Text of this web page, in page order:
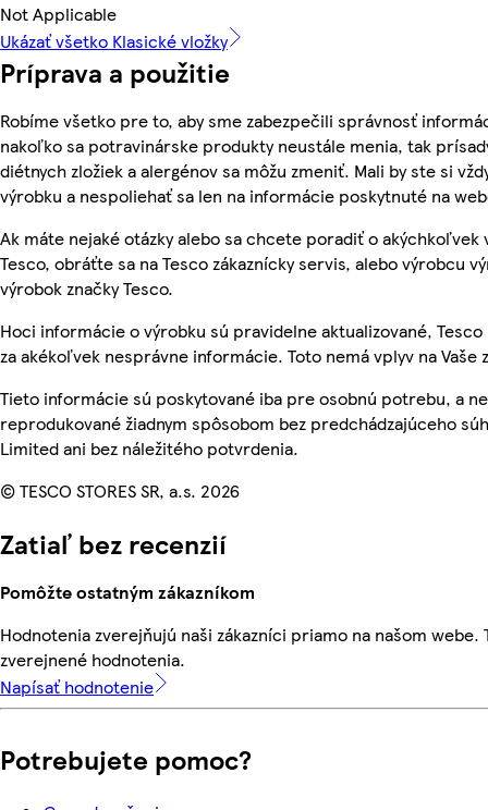
Not Applicable
Ukázať všetko Klasické vložky
Príprava a použitie
Robíme všetko pre to, aby sme zabezpečili správnosť
nakoľko sa potravinárske produkty neustále menia, tak
diétnych zložiek a alergénov sa môžu zmeniť. Mali by ste si
výrobku a nespoliehať sa len na informácie poskytnuté na
Ak máte nejaké otázky alebo sa chcete poradiť o akýchkoľvek
Tesco, obráťte sa na Tesco zákaznícky servis, alebo výrobcu
výrobok značky Tesco.
Hoci informácie o výrobku sú pravidelne aktualizované,
za akékoľvek nesprávne informácie. Toto nemá vplyv na Vaše
Tieto informácie sú poskytované iba pre osobnú potrebu, a
reprodukované žiadnym spôsobom bez predchádzajúceho
Limited ani bez náležitého potvrdenia.
© TESCO STORES SR, a.s. 2026
Zatiaľ bez recenzií
Pomôžte ostatným zákazníkom
Hodnotenia zverejňujú naši zákazníci priamo na našom webe.
zverejnené hodnotenia.
Napísať hodnotenie
Potrebujete pomoc?